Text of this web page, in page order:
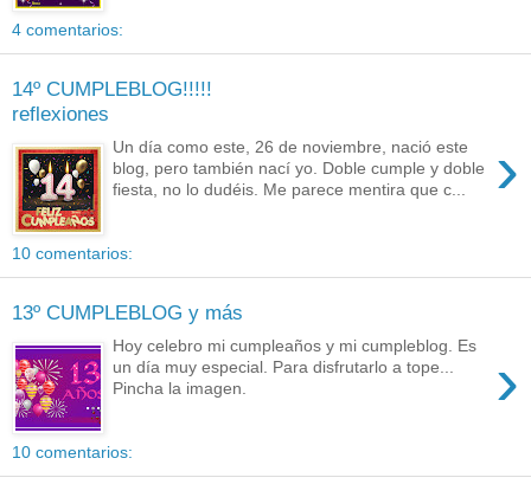
4 comentarios:
14º CUMPLEBLOG!!!!!
reflexiones
›
Un día como este, 26 de noviembre, nació este
blog, pero también nací yo. Doble cumple y doble
fiesta, no lo dudéis. Me parece mentira que c...
10 comentarios:
13º CUMPLEBLOG y más
›
Hoy celebro mi cumpleaños y mi cumpleblog. Es
un día muy especial. Para disfrutarlo a tope...
Pincha la imagen.
10 comentarios: